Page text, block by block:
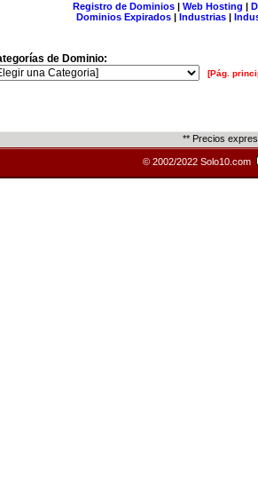
Registro de Dominios| Web Hosting |
Dominios Expirados | Industrias |
de Dominio:
[Pág.
** Precios
© 2002/2022 Solo10.com